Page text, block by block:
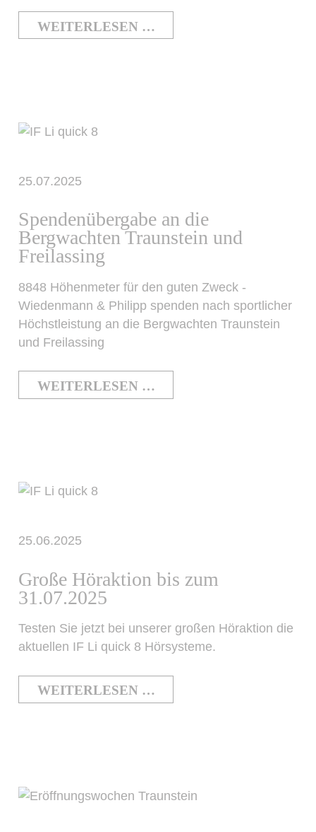
WEITERLESEN …
25.07.2025
Spendenübergabe an die
Bergwachten Traunstein und
Freilassing
8848 Höhenmeter für den guten Zweck -
Wiedenmann & Philipp spenden nach sportlicher
Höchstleistung an die Bergwachten Traunstein
und Freilassing
WEITERLESEN …
25.06.2025
Große Höraktion bis zum
31.07.2025
Testen Sie jetzt bei unserer großen Höraktion die
aktuellen IF Li quick 8 Hörsysteme.
WEITERLESEN …